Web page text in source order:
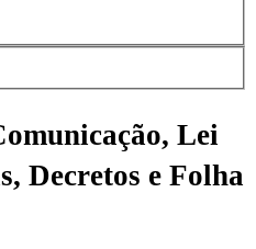
Lei
Decretos e Folha